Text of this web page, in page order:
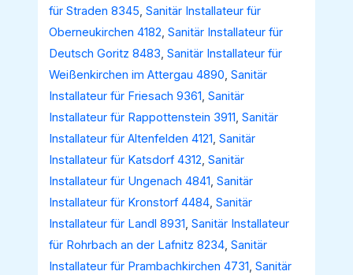
für Straden 8345,Sanitär Installateur für
Oberneukirchen 4182,Sanitär Installateur für
Deutsch Goritz 8483,Sanitär Installateur für
Weißenkirchen im Attergau 4890,Sanitär
Installateur für Friesach 9361,Sanitär
Installateur für Rappottenstein 3911,Sanitär
Installateur für Altenfelden 4121,Sanitär
Installateur für Katsdorf 4312,Sanitär
Installateur für Ungenach 4841,Sanitär
Installateur für Kronstorf 4484,Sanitär
Installateur für Landl 8931,Sanitär Installateur
für Rohrbach an der Lafnitz 8234,Sanitär
Installateur für Prambachkirchen 4731,Sanitär